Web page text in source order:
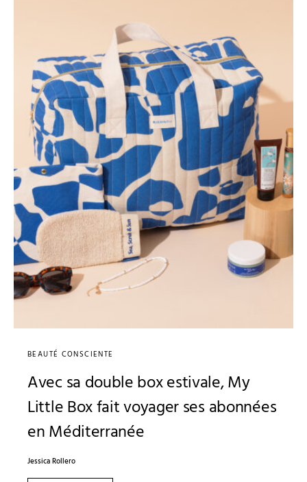
BEAUTÉ CONSCIENTE
Avec sa double box estivale, My
Little Box fait voyager ses abonnées
en Méditerranée
Jessica Rollero